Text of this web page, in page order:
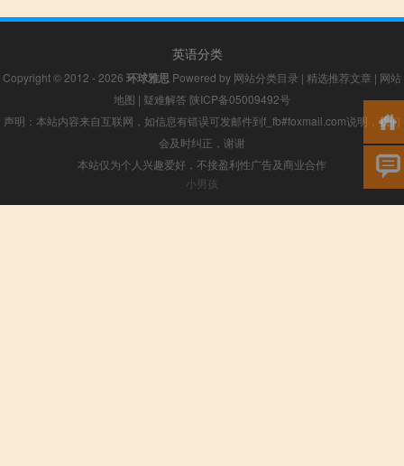
英语分类
Copyright © 2012 - 2026 环球雅思 Powered by 网站分类目录 | 精选推荐文章 | 网站
地图 | 疑难解答 陕ICP备05009492号
声明：本站内容来自互联网，如信息有错误可发邮件到f_fb#foxmail.com说明，我们
会及时纠正，谢谢
本站仅为个人兴趣爱好，不接盈利性广告及商业合作
小男孩